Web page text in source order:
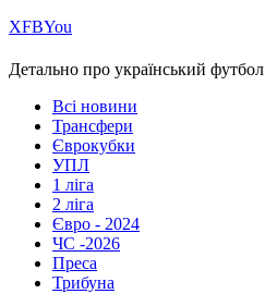
ХFBYou
Детально про український футбол
Всі новини
Трансфери
Єврокубки
УПЛ
1 ліга
2 ліга
Євро - 2024
ЧС -2026
Преса
Трибуна